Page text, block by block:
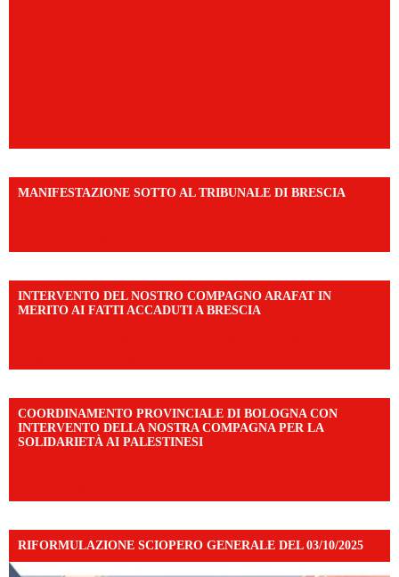
MANIFESTAZIONE SOTTO AL TRIBUNALE DI BRESCIA
INTERVENTO DEL NOSTRO COMPAGNO ARAFAT IN
MERITO AI FATTI ACCADUTI A BRESCIA
COORDINAMENTO PROVINCIALE DI BOLOGNA CON
INTERVENTO DELLA NOSTRA COMPAGNA PER LA
SOLIDARIETÀ AI PALESTINESI
RIFORMULAZIONE SCIOPERO GENERALE DEL 03/10/2025